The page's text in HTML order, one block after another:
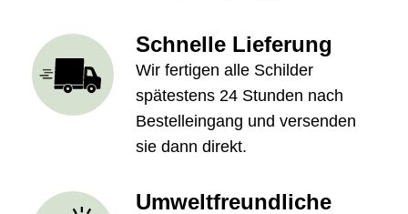
Schnelle Lieferung
Wir fertigen alle Schilder
spätestens 24 Stunden nach
Bestelleingang und versenden
sie dann direkt.
Umweltfreundliche